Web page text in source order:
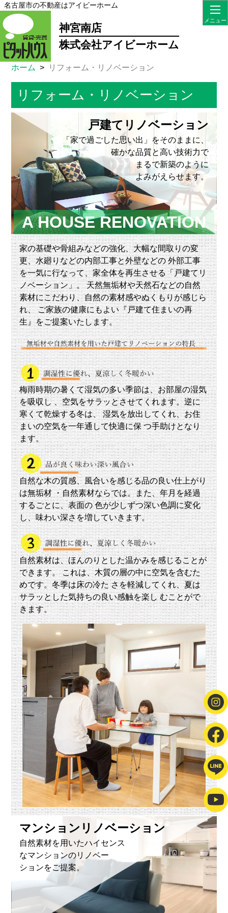
名古屋市の不動産はアイビーホーム
神宮南店
株式会社アイビーホーム
り
た
い
借
り
た
い
し
た
ス
タ
ッ
フ
紹
タ
ッ
フ
グ
概
要
FAQs
名古屋市の不動産はアイビーホーム
神宮南店
株式会社アイビーホーム
ホーム リフォーム・リノベーション
リフォーム・リノベーション
A HOUSE RENOVATION
戸建てリノベーション
「家で過ごした思い出」をそのままに、
確かな品質と高い技術力で
まるで新築のように
よみがえらせます。
家の基礎や骨組みなどの強化、大幅な間取りの変
更、水廻りなどの内部工事と外壁などの 外部工事
を一気に行なって、家全体を再生させる「戸建てリ
ノベーション」。 天然無垢材や天然石などの自然
素材にこだわり、自然の素材感やぬくもりが感じら
れ、 ご家族の健康にもよい『戸建て住まいの再
生』をご提案いたします。
梅雨時期の暑くて湿気の多い季節は、お部屋の湿気
を吸収し 、空気をサラッとさせてくれます。逆に
寒くて乾燥する冬は、 湿気を放出してくれ、お住
まいの空気を一年通して快適に保 つ手助けとなり
ます。
自然な木の質感、風合いを感じる品の良い仕上がり
は無垢材 ・自然素材ならでは。また、年月を経過
するごとに、表面の 色が少しずつ深い色調に変化
し、味わい深さを増していきます。
自然素材は、ほんのりとした温かみを感じることが
できます。 これは、木質の層の中に空気を含むた
めです。冬季は床の冷た さを軽減してくれ、夏は
サラッとした気持ちの良い感触を楽し むことがで
きます。
マンションリノベーション
自然素材を用いたハイセンス
なマンションのリノベー
ションをご提案。